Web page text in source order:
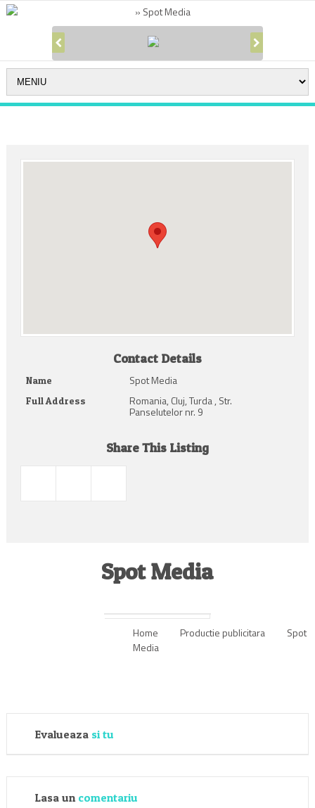
Contact Details
Name Spot Media
Full Address Romania, Cluj, Turda , Str.
Panselutelor nr. 9
Share This Listing
Spot Media
Home Productie publicitara
Spot
Media
Evalueaza si tu
Lasa un comentariu